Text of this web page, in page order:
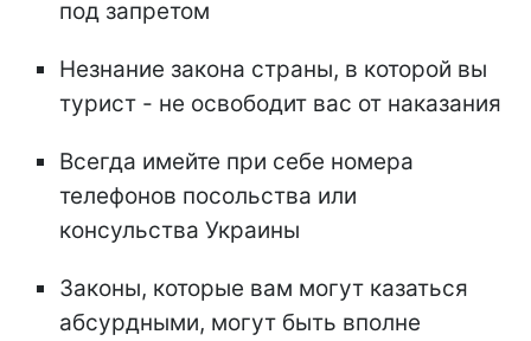
под запретом
Незнание закона страны, в которой вы
турист - не освободит вас от наказания
Всегда имейте при себе номера
телефонов посольства или
консульства Украины
Законы, которые вам могут казаться
абсурдными, могут быть вполне